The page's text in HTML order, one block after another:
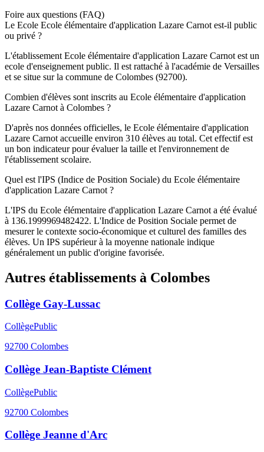
Foire aux questions (FAQ)
Le Ecole Ecole élémentaire d'application Lazare Carnot est-il public
ou privé ?
L'établissement Ecole élémentaire d'application Lazare Carnot est un
ecole d'enseignement public. Il est rattaché à l'académie de Versailles
et se situe sur la commune de Colombes (92700).
Combien d'élèves sont inscrits au Ecole élémentaire d'application
Lazare Carnot à Colombes ?
D'après nos données officielles, le Ecole élémentaire d'application
Lazare Carnot accueille environ 310 élèves au total. Cet effectif est
un bon indicateur pour évaluer la taille et l'environnement de
l'établissement scolaire.
Quel est l'IPS (Indice de Position Sociale) du Ecole élémentaire
d'application Lazare Carnot ?
L'IPS du Ecole élémentaire d'application Lazare Carnot a été évalué
à 136.1999969482422. L'Indice de Position Sociale permet de
mesurer le contexte socio-économique et culturel des familles des
élèves. Un IPS supérieur à la moyenne nationale indique
généralement un public d'origine favorisée.
Autres établissements à Colombes
Collège Gay-Lussac
CollègePublic
92700 Colombes
Collège Jean-Baptiste Clément
CollègePublic
92700 Colombes
Collège Jeanne d'Arc